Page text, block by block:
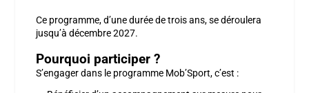
Ce programme, d’une durée de trois ans, se déroulera
jusqu’àdécembre 2027.
Pourquoi participer ?
S’engager dans le programme Mob’Sport, c’est :